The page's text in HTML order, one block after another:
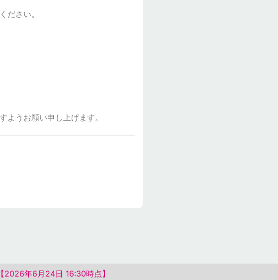
ださい。
ようお願い申し上げます。
2026年6月24日 16:30時点】